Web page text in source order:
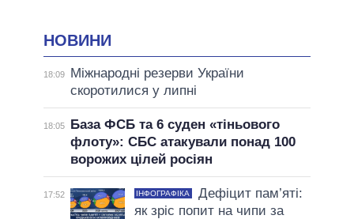
НОВИНИ
18:09
Міжнародні резерви України
скоротилися у липні
18:05
База ФСБ та 6 суден «тіньового
флоту»: СБС атакували понад 100
ворожих цілей росіян
17:52 ІНФОГРАФІКА
Дефіцит пам’яті:
як зріс попит на чипи за